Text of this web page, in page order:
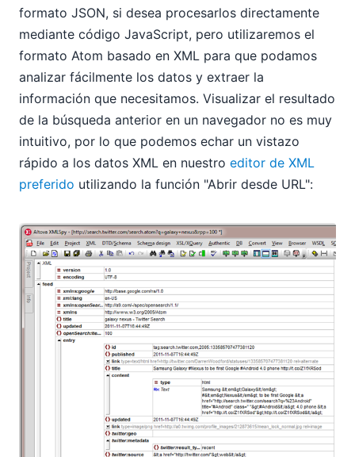
formato JSON, si desea procesarlos directamente
mediante código JavaScript, pero utilizaremos el
formato Atom basado en XML para que podamos
analizar fácilmente los datos y extraer la
información que necesitamos. Visualizar el resultado
de la búsqueda anterior en un navegador no es muy
intuitivo, por lo que podemos echar un vistazo
rápido a los datos XML en nuestro editor de XML
preferido utilizando la función "Abrir desde URL":